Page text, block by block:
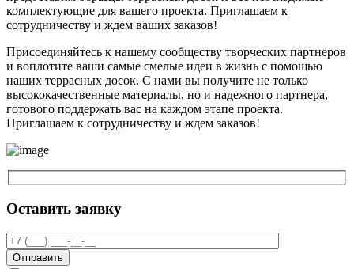
комплектующие для вашего проекта. Приглашаем к
сотрудничеству и ждем ваших заказов!
Присоединяйтесь к нашему сообществу творческих партнеров
и воплотите ваши самые смелые идеи в жизнь с помощью
наших террасных досок. С нами вы получите не только
высококачественные материалы, но и надежного партнера,
готового поддержать вас на каждом этапе проекта.
Приглашаем к сотрудничеству и ждем заказов!
Оставить заявку
Отправить